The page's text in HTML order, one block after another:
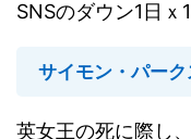
SNSのダウン1日ｘ
サイモン・パーク
英女王の死に際し